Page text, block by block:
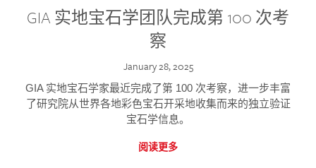
GIA 实地宝石学团队完成第 100 次考
察
January 28, 2025
GIA 实地宝石学家最近完成了第 100 次考察，进一步丰富
了研究院从世界各地彩色宝石开采地收集而来的独立验证
宝石学信息。
阅读更多